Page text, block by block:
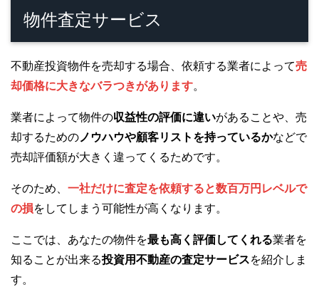
物件査定サービス
不動産投資物件を売却する場合、依頼する業者によって売
却価格に大きなバラつきがあります。
業者によって物件の収益性の評価に違いがあることや、売
却するためのノウハウや顧客リストを持っているかなどで
売却評価額が大きく違ってくるためです。
そのため、 一社だけに査定を依頼すると数百万円レベルで
の損をしてしまう可能性が高くなります。
ここでは、あなたの物件を最も高く評価してくれる業者を
知ることが出来る投資用不動産の査定サービスを紹介しま
す。